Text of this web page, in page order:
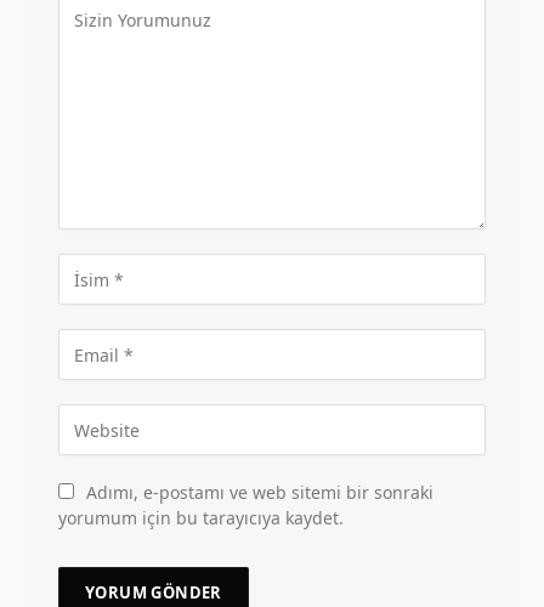
Adımı, e-postamı ve web sitemi bir sonraki
yorumum için bu tarayıcıya kaydet.